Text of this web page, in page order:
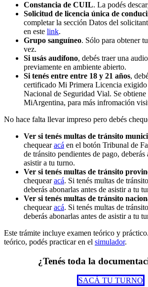
Constancia de CUIL. La podés
Solicitud de licencia única de
completar la sección Datos del
en este link.
Grupo sanguíneo. Sólo para obtener
vez.
Si usás audífono, debés traer una
previamente en ambiente abierto.
Si tenés entre entre 18 y 21 años,
certificado Mi Primera Licencia
Nacional de Seguridad Vial. Se obtiene
MiArgentina, para más infromación
No hace falta llevar impreso pero debés
Ver si tenés multas de tránsito
chequearacá en el botón Tribunal de
de tránsito pendientes de pago, deberás
asistir a tu turno.
Ver si tenés multas de tránsito
chequearacá. Si tenés multas de
deberás abonarlas antes de asistir a tu
Ver si tenés multas de tránsito
chequearacá. Si tenés multas de
deberás abonarlas antes de asistir a tu
Este trámite incluye examen teórico y
teórico, podés practicar en el simulador.
¿Tenés toda la
SACÁ TU TURNO